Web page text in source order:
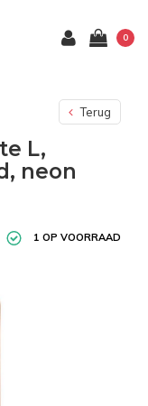
0
Terug
L,
neon
1 OP VOORRAAD